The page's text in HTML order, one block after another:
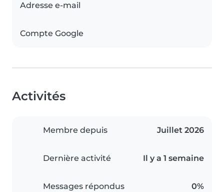
Adresse e-mail
Compte Google
Activités
Membre depuis Juillet 2026
Dernière activité Il y a 1 semaine
Messages répondus 0%